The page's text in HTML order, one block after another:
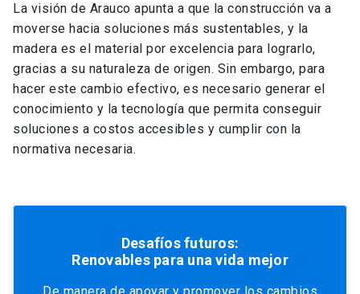
La visión de Arauco apunta a que la construcción va a
moverse hacia soluciones más sustentables, y la
madera es el material por excelencia para lograrlo,
gracias a su naturaleza de origen. Sin embargo, para
hacer este cambio efectivo, es necesario generar el
conocimiento y la tecnología que permita conseguir
soluciones a costos accesibles y cumplir con la
normativa necesaria.
Desafíos futuros:
Renovables para una vida mejor